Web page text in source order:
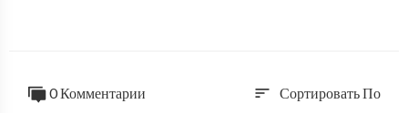
0 Комментарии sort Сортировать По